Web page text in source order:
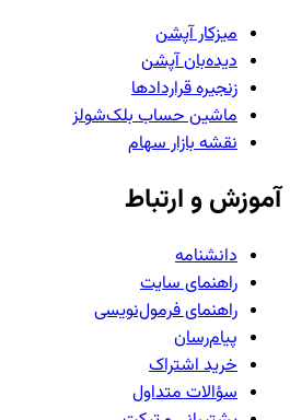
میزکار آپشن
دیده‌بان آپشن
زنجیره قراردادها
ماشین حساب بلک‌شولز
نقشه بازار سهام
آموزش و ارتباط
دانشنامه
راهنمای سایت
راهنمای فرمول‌نویسی
پیام‌رسان
خرید اشتراک
سؤالات متداول